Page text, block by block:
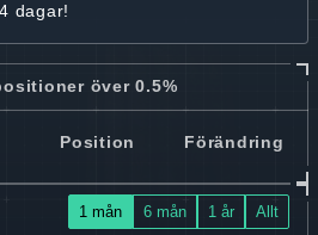
dagar!
över 0.5%
Position Förändring
1 mån 6 mån 1 år Allt